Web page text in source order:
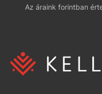
Az áraink forintban